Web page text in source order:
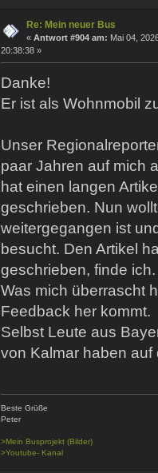
Re: Mein neuer Bus
« Antwort #904 am: Mai 04,
20:38:38 »
Danke!
Er ist als Wohnmobil
Unser
paar Jahren auf mich
hat einen langen
geschrieben. Nun
weitergegangen ist
besucht. Den Artikel
geschrieben, finde ich.
Was mich überrascht
Feedback her kommt.
Selbst Leute aus
von Kalmar haben
Beste Grüße
Peter
>Mein Busprojekt (Bilder)
>Youtube- Kanal